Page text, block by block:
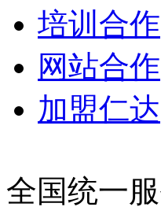
培训合作
网站合作
加盟仁达
全国统一